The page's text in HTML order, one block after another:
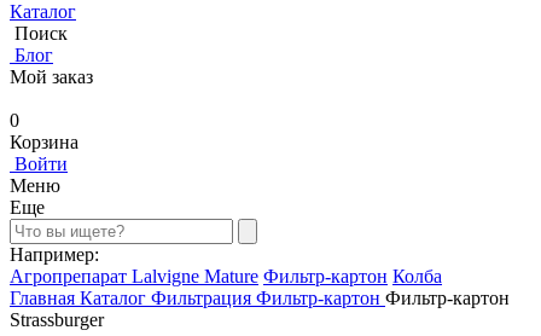
Каталог
Поиск
Блог
Мой заказ
0
Корзина
Войти
Меню
Еще
Например:
Агропрепарат Lalvigne Mature Фильтр-картон Колба
Главная Каталог Фильтрация Фильтр-картон Фильтр-картон
Strassburger